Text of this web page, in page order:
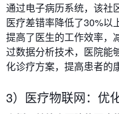
通过电子病历系统，该社
医疗差错率降低了30%以
提高了医生的工作效率，
过数据分析技术，医院能
化诊疗方案，提高患者的
3）医疗物联网：优